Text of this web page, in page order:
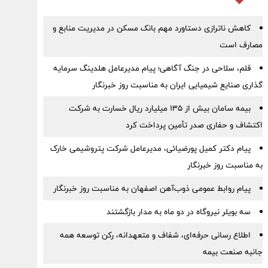
کاهش ناترازی دستاورد مهم بانک مسکن در مدیریت منابع و
مصارف است
قلم، سلاحی در جنگ آگاهی؛ پیام مدیرعامل هلدینگ سرمایه
گذاری صنایع شیمیایی ایران به مناسبت روز خبرنگار
بیمه سامان بیش از ۱۳۵ میلیارد ریال خسارت به شرکت
اکتشاف و حفاری صدر تأمین پرداخت کرد
پیام دکتر کمیل پورضیائی، مدیرعامل شرکت پتروشیمی خارک
به مناسبت روز خبرنگار
پیام روابط عمومی ذوب‌آهن اصفهان به مناسبت روز خبرنگار
سه بویلر نیروگاه در دو ماه به مدار بازگشتند
اطلاع رسانی حرفه‌ای، شفاف و متعهدانه، رکن توسعه همه
جانبه صنعت بیمه